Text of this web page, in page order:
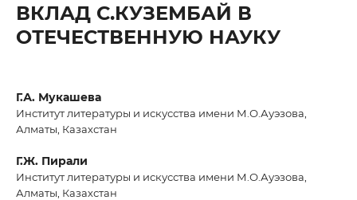
ВКЛАД С.КУЗЕМБАЙ В
ОТЕЧЕСТВЕННУЮ НАУКУ
Г.А. Мукашева
Институт литературы и искусства имени М.О.Ауэзова,
Алматы, Казахстан
Г.Ж. Пирали
Институт литературы и искусства имени М.О.Ауэзова,
Алматы, Казахстан